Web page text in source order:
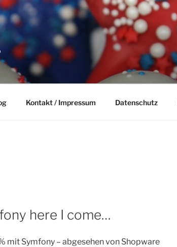
Kontakt / Impressum Datenschutz
here I come…
mit Symfony – abgesehen von Shopware